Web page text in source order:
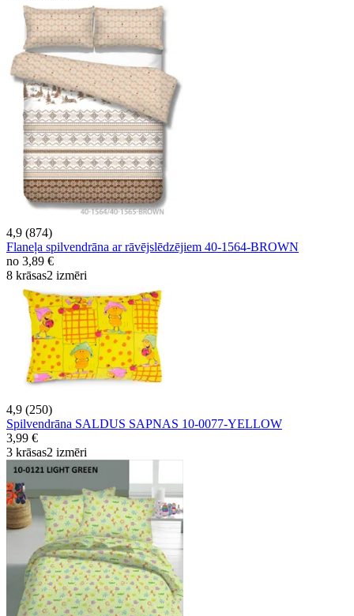
4,9 (874)
Flaneļa spilvendrāna ar rāvējslēdzējiem 40-1564-BROWN
no 3,89 €
8 krāsas2 izmēri
4,9 (250)
Spilvendrāna SALDUS SAPNAS 10-0077-YELLOW
3,99 €
3 krāsas2 izmēri